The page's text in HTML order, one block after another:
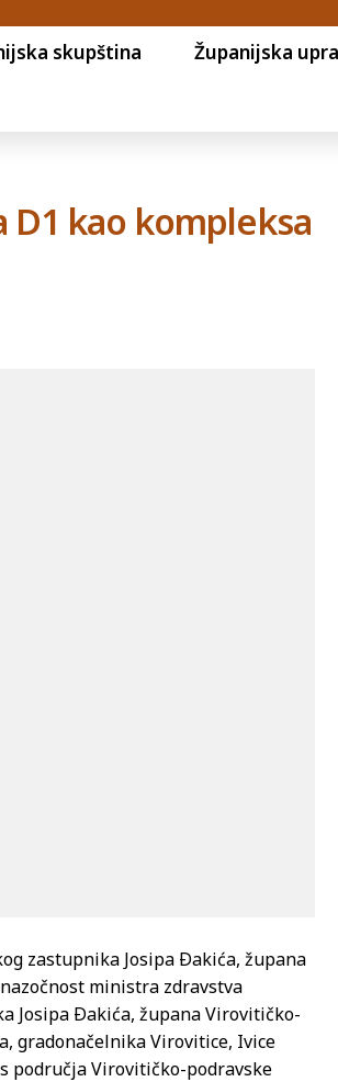
skupština Županijska
D1 kao kompleksa
zastupnika Josipa Ðakića, župana
ministra zdravstva
Josipa Ðakića, župana Virovitičko-
gradonačelnika Virovitice, Ivice
područja Virovitičko-podravske